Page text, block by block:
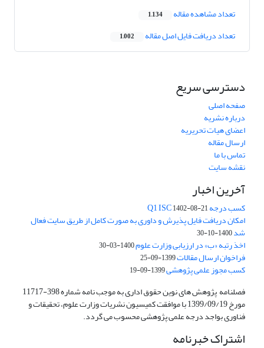
تعداد مشاهده مقاله 1,134
تعداد دریافت فایل اصل مقاله 1,002
دسترسی سریع
صفحه اصلی
درباره نشریه
اعضای هیات تحریریه
ارسال مقاله
تماس با ما
نقشه سایت
آخرین اخبار
کسب درجه Q1 ISC1402-08-21
امکان دریافت فایل پذیرش و داوری به صورت کامل از طریق سایت فعال
شد1400-10-30
اخذ رتبه «ب» در ارزیابی وزارت علوم1400-03-30
فراخوان ارسال مقالات1399-09-25
کسب مجوز علمی پژوهشی1399-09-19
فصلنامه پژوهش های نوین حقوق اداری به موجب نامه شماره 398-11717
مورخ 1399/09/19 با موافقت کمیسیون نشریات وزارت علوم، تحقیقات و
فناوری بواجد درجه علمی پژوهشی محسوب می گردد.
اشتراک خبرنامه